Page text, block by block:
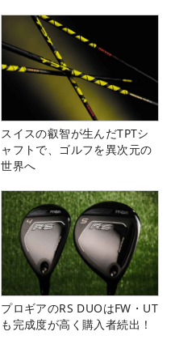
スイスの叡智が生んだTPTシ
ャフトで、ゴルフを異次元の
世界へ
プロギアのRS DUOはFW・UT
も完成度が高く購入者続出！